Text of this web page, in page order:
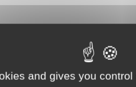
and gives you